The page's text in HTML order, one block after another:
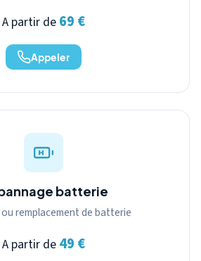
A partir de 69 €
Appeler
batterie
remplacement de batterie
A partir de 49 €